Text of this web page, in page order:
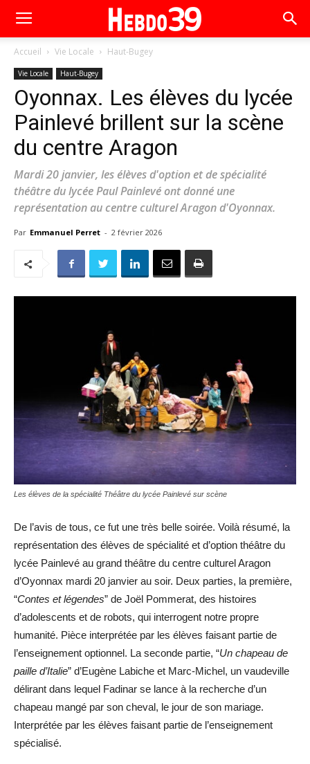
Accueil Vie Locale Haut-Bugey
Vie Locale Haut-Bugey
Oyonnax. Les élèves du lycée
Painlevé brillent sur la scène
du centre Aragon
Mardi 20 janvier, les élèves d'option et de spécialité
théâtre du lycée Paul Painlevé ont donné une
représentation au centre culturel Aragon d'Oyonnax.
Par Emmanuel Perret - 2 février 2026
Les élèves de la spécialité Théâtre du lycée Painlevé sur scène
De l’avis de tous, ce fut une très belle soirée. Voilà résumé, la
représentation des élèves de spécialité et d’option théâtre du
lycée Painlevé au grand théâtre du centre culturel Aragon
d’Oyonnax mardi 20 janvier au soir. Deux parties, la première,
“Contes et légendes” de Joël Pommerat, des histoires
d’adolescents et de robots, qui interrogent notre propre
humanité. Pièce interprétée par les élèves faisant partie de
l’enseignement optionnel. La seconde partie, “Un chapeau de
paille d’Italie” d’Eugène Labiche et Marc-Michel, un vaudeville
délirant dans lequel Fadinar se lance à la recherche d’un
chapeau mangé par son cheval, le jour de son mariage.
Interprétée par les élèves faisant partie de l’enseignement
spécialisé.